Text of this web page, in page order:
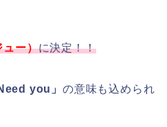
ュー）に決定！！
you」 の意味も込められ